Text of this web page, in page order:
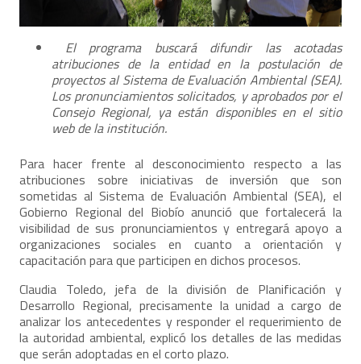
El programa buscará difundir las acotadas
atribuciones de la entidad en la postulación de
proyectos al Sistema de Evaluación Ambiental (SEA).
Los pronunciamientos solicitados, y aprobados por el
Consejo Regional, ya están disponibles en el sitio
web de la institución.
Para hacer frente al desconocimiento respecto a las
atribuciones sobre iniciativas de inversión que son
sometidas al Sistema de Evaluación Ambiental (SEA), el
Gobierno Regional del Biobío anunció que fortalecerá la
visibilidad de sus pronunciamientos y entregará apoyo a
organizaciones sociales en cuanto a orientación y
capacitación para que participen en dichos procesos.
Claudia Toledo, jefa de la división de Planificación y
Desarrollo Regional, precisamente la unidad a cargo de
analizar los antecedentes y responder el requerimiento de
la autoridad ambiental, explicó los detalles de las medidas
que serán adoptadas en el corto plazo.